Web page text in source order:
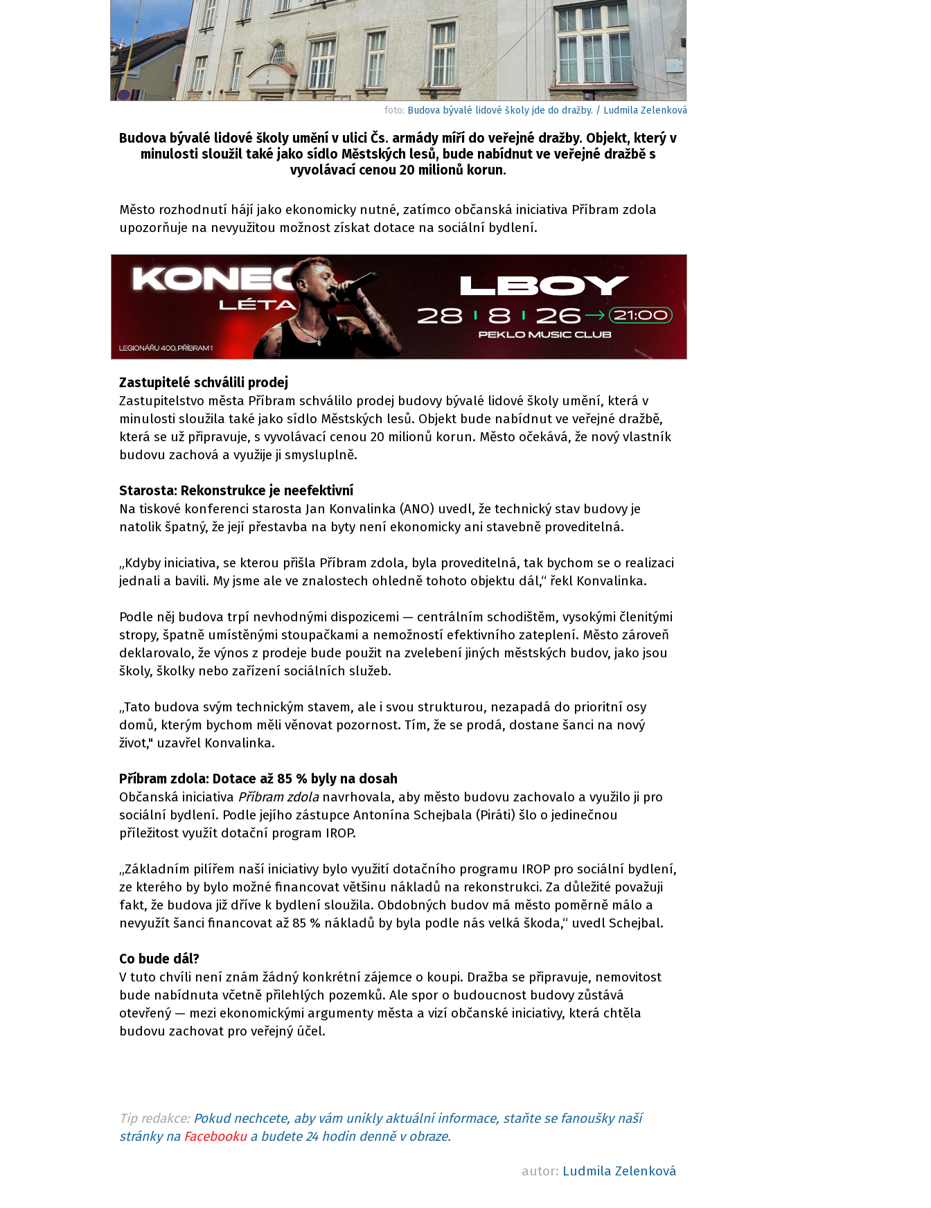
foto: Budova bývalé lidové školy jde do dražby. / Ludmila Zelenková
Budova bývalé lidové školy umění v ulici Čs. armády míří do veřejné dražby. Objekt, který v
minulosti sloužil také jako sídlo Městských lesů, bude nabídnut ve veřejné dražbě s
vyvolávací cenou 20 milionů korun.
Město rozhodnutí hájí jako ekonomicky nutné, zatímco občanská iniciativa Příbram zdola
upozorňuje na nevyužitou možnost získat dotace na sociální bydlení.
Zastupitelé schválili prodej
Zastupitelstvo města Příbram schválilo prodej budovy bývalé lidové školy umění, která v
minulosti sloužila také jako sídlo Městských lesů. Objekt bude nabídnut ve veřejné dražbě,
která se už připravuje, s vyvolávací cenou 20 milionů korun. Město očekává, že nový vlastník
budovu zachová a využije ji smysluplně.
Starosta: Rekonstrukce je neefektivní
Na tiskové konferenci starosta Jan Konvalinka (ANO) uvedl, že technický stav budovy je
natolik špatný, že její přestavba na byty není ekonomicky ani stavebně proveditelná.
„Kdyby iniciativa, se kterou přišla Příbram zdola, byla proveditelná, tak bychom se o realizaci
jednali a bavili. My jsme ale ve znalostech ohledně tohoto objektu dál,“ řekl Konvalinka.
Podle něj budova trpí nevhodnými dispozicemi — centrálním schodištěm, vysokými členitými
stropy, špatně umístěnými stoupačkami a nemožností efektivního zateplení. Město zároveň
deklarovalo, že výnos z prodeje bude použit na zvelebení jiných městských budov, jako jsou
školy, školky nebo zařízení sociálních služeb.
„Tato budova svým technickým stavem, ale i svou strukturou, nezapadá do prioritní osy
domů, kterým bychom měli věnovat pozornost. Tím, že se prodá, dostane šanci na nový
život," uzavřel Konvalinka.
Příbram zdola: Dotace až 85 % byly na dosah
Občanská iniciativa Příbram zdolanavrhovala, aby město budovu zachovalo a využilo ji pro
sociální bydlení. Podle jejího zástupce Antonína Schejbala (Piráti) šlo o jedinečnou
příležitost využít dotační program IROP.
„Základním pilířem naší iniciativy bylo využití dotačního programu IROP pro sociální bydlení,
ze kterého by bylo možné financovat většinu nákladů na rekonstrukci. Za důležité považuji
fakt, že budova již dříve k bydlení sloužila. Obdobných budov má město poměrně málo a
nevyužít šanci financovat až 85 % nákladů by byla podle nás velká škoda,“ uvedl Schejbal.
Co bude dál?
V tuto chvíli není znám žádný konkrétní zájemce o koupi. Dražba se připravuje, nemovitost
bude nabídnuta včetně přilehlých pozemků. Ale spor o budoucnost budovy zůstává
otevřený — mezi ekonomickými argumenty města a vizí občanské iniciativy, která chtěla
budovu zachovat pro veřejný účel.
Tip redakce: Pokud nechcete, aby vám unikly aktuální informace, staňte se fanoušky naší
stránky na Facebookua budete 24 hodin denně v obraze.
autor: Ludmila Zelenková